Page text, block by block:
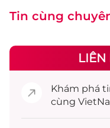
Tin cùng
LIÊN
Khám phá
cùng